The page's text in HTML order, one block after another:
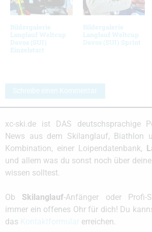
Bildergalerie
Langlauf Weltcup
Davos (SUI)
Einzelstart
Bildergalerie
Langlauf Weltcup
Davos (SUI) Sprint
Schreibe einen Kommentar
xc-ski.de ist DAS deutschsprachige
News aus dem Skilanglauf, Biathlon
Kombination, einer Loipendatenbank,
und allem was du sonst noch über
wissen solltest.
Ob Skilanglauf-Anfänger oder Profi-
immer ein offenes Ohr für dich! Du
das
erreichen.